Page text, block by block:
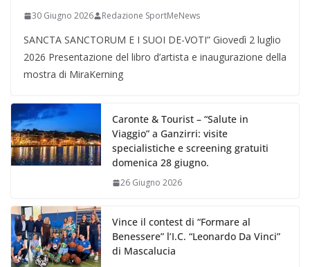
30 Giugno 2026 Redazione SportMeNews
SANCTA SANCTORUM E I SUOI DE-VOTI” Giovedì 2 luglio
2026 Presentazione del libro d’artista e inaugurazione della
mostra di MiraKerning
Caronte & Tourist – “Salute in
Viaggio” a Ganzirri: visite
specialistiche e screening gratuiti
domenica 28 giugno.
26 Giugno 2026
Vince il contest di “Formare al
Benessere” l’I.C. “Leonardo Da Vinci”
di Mascalucia